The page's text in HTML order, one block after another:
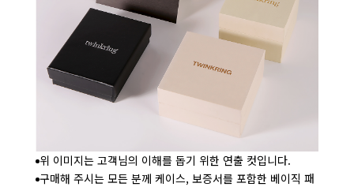
위 이미지는 고객님의 이해를 돕기 위한 연출 컷입니다.
구매해 주시는 모든 분께 케이스, 보증서를 포함한 베이직 패